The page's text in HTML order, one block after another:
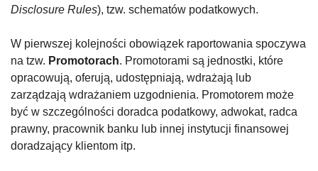
Disclosure Rules), tzw. schematów podatkowych.
W pierwszej kolejności obowiązek raportowania spoczywa
na tzw. Promotorach. Promotorami są jednostki, które
opracowują, oferują, udostępniają, wdrażają lub
zarządzają wdrażaniem uzgodnienia. Promotorem może
być w szczególności doradca podatkowy, adwokat, radca
prawny, pracownik banku lub innej instytucji finansowej
doradzający klientom itp.